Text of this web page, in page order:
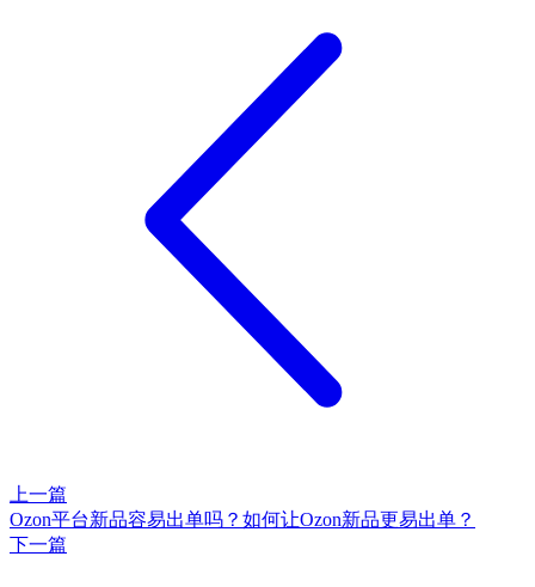
上一篇
Ozon平台新品容易出单吗？如何让Ozon新品更易出单？
下一篇